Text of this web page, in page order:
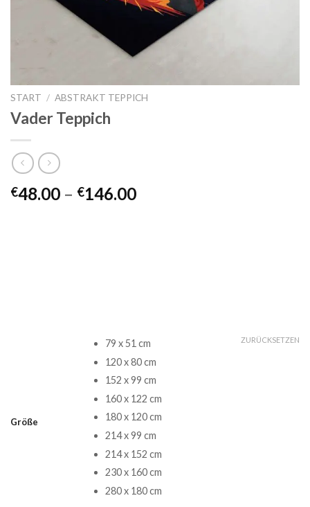
START / ABSTRAKT TEPPICH
Vader Teppich
€48.00 – €146.00Preisspanne:
Größe
79 x 51 cm
120 x 80 cm
152 x 99 cm
160 x 122 cm
180 x 120 cm
214 x 99 cm
214 x 152 cm
230 x 160 cm
280 x 180 cm
ZURÜCKSETZEN